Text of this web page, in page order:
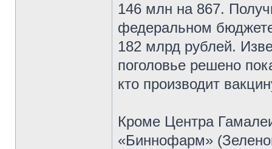
146 млн на 867.
федеральном
182 млрд рублей.
поголовье решено
кто производит
Кроме Центра
«Биннофарм»